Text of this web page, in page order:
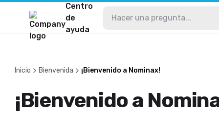
Centro
de
ayuda
Inicio Bienvenida ¡Bienvenido a Nominax!
¡Bienvenido a